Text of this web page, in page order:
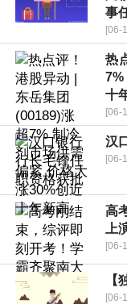
事
[06-
热
7%
十
[06-
汉
[06-
高
上
[06-
【
[06-